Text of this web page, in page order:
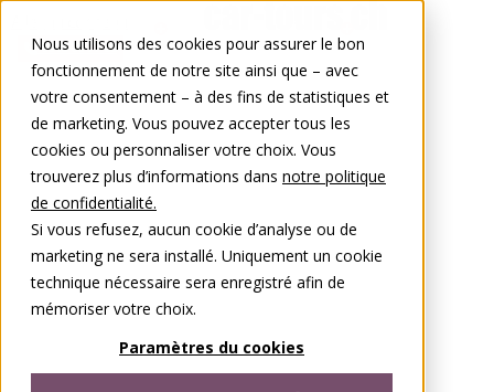
Nous utilisons des cookies pour assurer le bon
fonctionnement de notre site ainsi que – avec
votre consentement – à des fins de statistiques et
de marketing. Vous pouvez accepter tous les
cookies ou personnaliser votre choix. Vous
trouverez plus d’informations dans notre politique
de confidentialité.
Si vous refusez, aucun cookie d’analyse ou de
marketing ne sera installé. Uniquement un cookie
technique nécessaire sera enregistré afin de
mémoriser votre choix.
Paramètres du cookies
0848 00 77 88